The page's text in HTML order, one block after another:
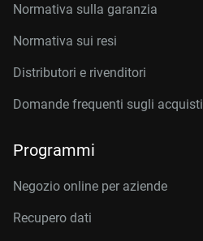
Normativa sulla garanzia
Normativa sui resi
Distributori e rivenditori
Domande frequenti sugli acquisti
Programmi
Negozio online per aziende
Recupero dati